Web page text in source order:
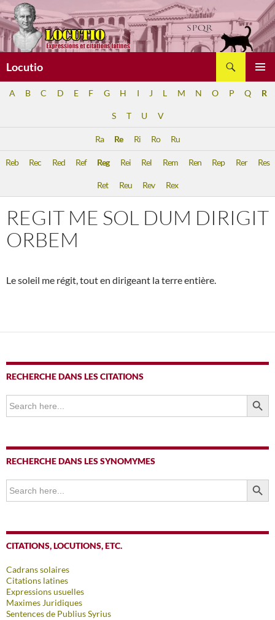
Aller
au
contenu
Locutio
A B C D E F G H I J L M N O P Q R
S T U V
Ra Re Ri Ro Ru
Reb Rec Red Ref Reg Rei Rel Rem Ren Rep Rer Res
Ret Reu Rev Rex
REGIT ME SOL DUM DIRIGIT
ORBEM
Le soleil me régit, tout en dirigeant la terre entière.
RECHERCHE DANS LES CITATIONS
Search
for:
SEARCH
RECHERCHE DANS LES SYNOMYMES
Search
for:
SEARCH
CITATIONS, LOCUTIONS, ETC.
Cadrans solaires
Citations latines
Expressions usuelles
Maximes Juridiques
Sentences de Publius Syrius